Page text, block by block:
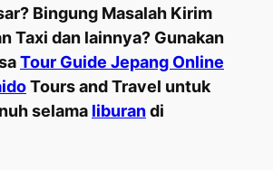
Bingung Masalah Kirim
Taxi dan lainnya? Gunakan
Tour Guide Jepang Online
Tours and Travel untuk
selama liburandi